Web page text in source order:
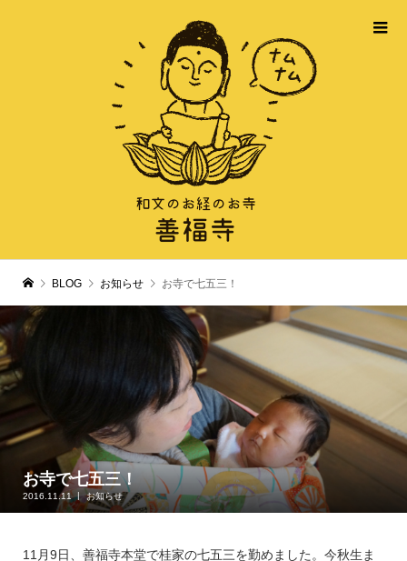
BLOG お知らせ お寺で七五三！
お寺で七五三！
2016.11.11 お知らせ
11月9日、善福寺本堂で桂家の七五三を勤めました。今秋生ま